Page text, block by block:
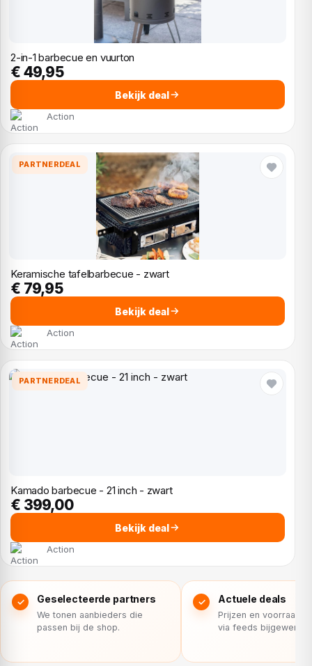
2-in-1 barbecue en vuurton
€ 49,95
Bekijk deal
Action
PARTNERDEAL
Keramische tafelbarbecue - zwart
€ 79,95
Bekijk deal
Action
PARTNERDEAL
Kamado barbecue - 21 inch - zwart
€ 399,00
Bekijk deal
Action
Geselecteerde partners
We tonen aanbieders die
passen bij de shop.
Actuele deals
Prijzen en voorraad
via feeds bijgewerkt.